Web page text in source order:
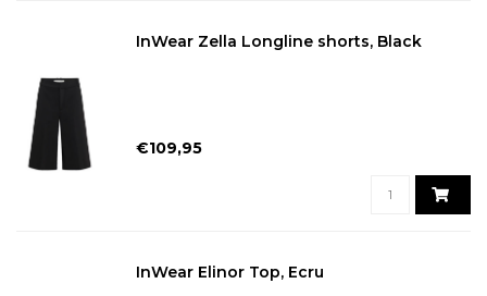
InWear Zella Longline shorts, Black
€109,95
InWear Elinor Top, Ecru